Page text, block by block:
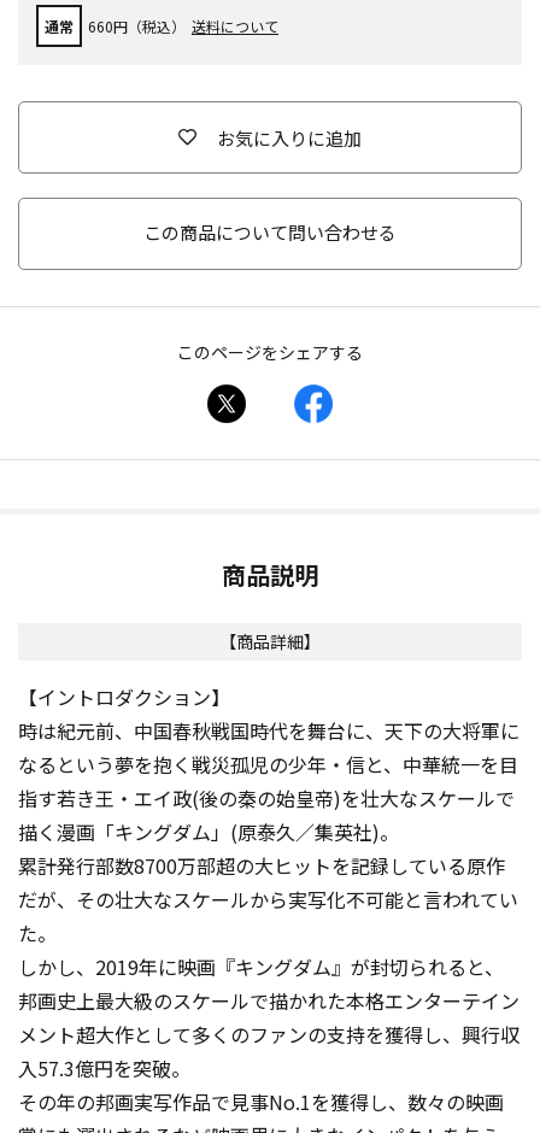
通常 660円（税込） 送料について
お気に入りに追加
この商品について問い合わせる
このページをシェアする
商品説明
【商品詳細】
【イントロダクション】
時は紀元前、中国春秋戦国時代を舞台に、天下の大将軍に
なるという夢を抱く戦災孤児の少年・信と、中華統一を目
指す若き王・エイ政(後の秦の始皇帝)を壮大なスケールで
描く漫画「キングダム」(原泰久／集英社)。
累計発行部数8700万部超の大ヒットを記録している原作
だが、その壮大なスケールから実写化不可能と言われてい
た。
しかし、2019年に映画『キングダム』が封切られると、
邦画史上最大級のスケールで描かれた本格エンターテイン
メント超大作として多くのファンの支持を獲得し、興行収
入57.3億円を突破。
その年の邦画実写作品で見事No.1を獲得し、数々の映画